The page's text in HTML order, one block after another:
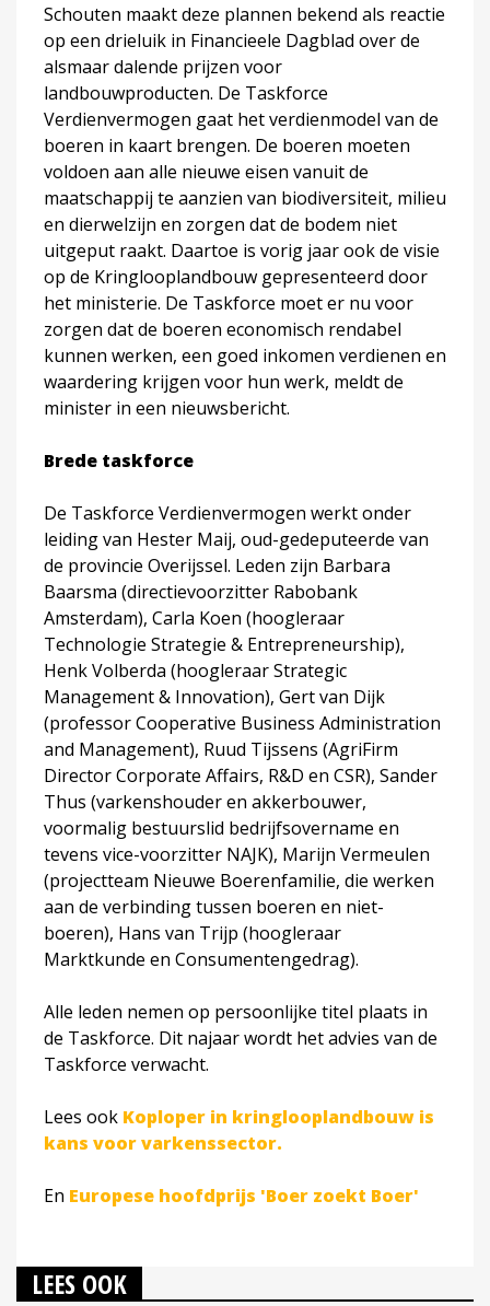
Schouten maakt deze plannen bekend als reactie
op een drieluik in Financieele Dagblad over de
alsmaar dalende prijzen voor
landbouwproducten. De Taskforce
Verdienvermogen gaat het verdienmodel van de
boeren in kaart brengen. De boeren moeten
voldoen aan alle nieuwe eisen vanuit de
maatschappij te aanzien van biodiversiteit, milieu
en dierwelzijn en zorgen dat de bodem niet
uitgeput raakt. Daartoe is vorig jaar ook de visie
op de Kringlooplandbouw gepresenteerd door
het ministerie. De Taskforce moet er nu voor
zorgen dat de boeren economisch rendabel
kunnen werken, een goed inkomen verdienen en
waardering krijgen voor hun werk, meldt de
minister in een nieuwsbericht.
Brede taskforce
De Taskforce Verdienvermogen werkt onder
leiding van Hester Maij, oud-gedeputeerde van
de provincie Overijssel. Leden zijn Barbara
Baarsma (directievoorzitter Rabobank
Amsterdam), Carla Koen (hoogleraar
Technologie Strategie & Entrepreneurship),
Henk Volberda (hoogleraar Strategic
Management & Innovation), Gert van Dijk
(professor Cooperative Business Administration
and Management), Ruud Tijssens (AgriFirm
Director Corporate Affairs, R&D en CSR), Sander
Thus (varkenshouder en akkerbouwer,
voormalig bestuurslid bedrijfsovername en
tevens vice-voorzitter NAJK), Marijn Vermeulen
(projectteam Nieuwe Boerenfamilie, die werken
aan de verbinding tussen boeren en niet-
boeren), Hans van Trijp (hoogleraar
Marktkunde en Consumentengedrag).
Alle leden nemen op persoonlijke titel plaats in
de Taskforce. Dit najaar wordt het advies van de
Taskforce verwacht.
Lees ook Koploper in kringlooplandbouw is
kans voor varkenssector.
En Europese hoofdprijs 'Boer zoekt Boer'
LEES OOK